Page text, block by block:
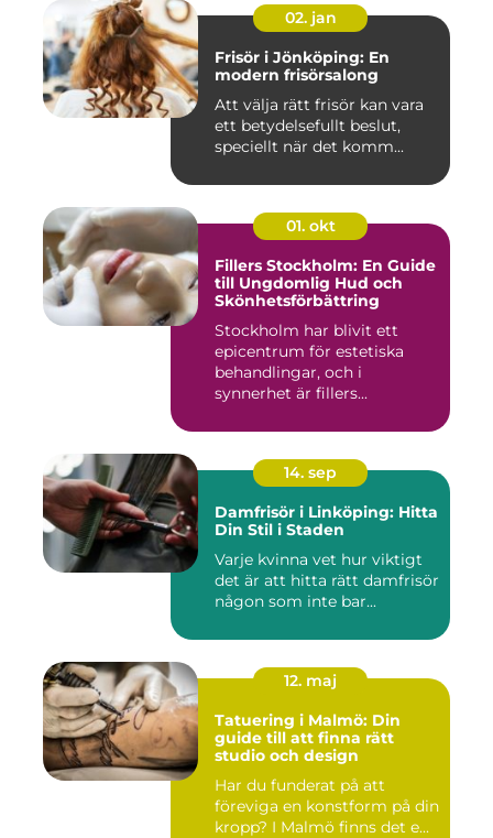
02. jan
Frisör i Jönköping: En
modern frisörsalong
Att välja rätt frisör kan vara
ett betydelsefullt beslut,
speciellt när det komm...
01. okt
Fillers Stockholm: En Guide
till Ungdomlig Hud och
Skönhetsförbättring
Stockholm har blivit ett
epicentrum för estetiska
behandlingar, och i
synnerhet är fillers...
14. sep
Damfrisör i Linköping: Hitta
Din Stil i Staden
Varje kvinna vet hur viktigt
det är att hitta rätt damfrisör
någon som inte bar...
12. maj
Tatuering i Malmö: Din
guide till att finna rätt
studio och design
Har du funderat på att
föreviga en konstform på din
kropp? I Malmö finns det e...